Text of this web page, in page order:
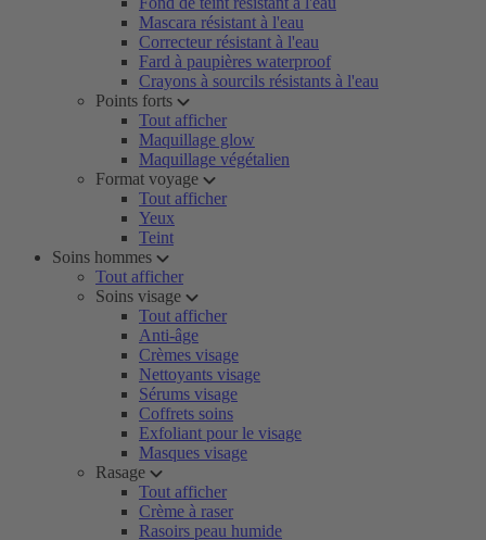
Mascara résistant à l'eau
Correcteur résistant à l'eau
Fard à paupières waterproof
Crayons à sourcils résistants à l'eau
Points forts
Tout afficher
Maquillage glow
Maquillage végétalien
Format voyage
Tout afficher
Yeux
Teint
Soins hommes
Tout afficher
Soins visage
Tout afficher
Anti-âge
Crèmes visage
Nettoyants visage
Sérums visage
Coffrets soins
Exfoliant pour le visage
Masques visage
Rasage
Tout afficher
Crème à raser
Rasoirs peau humide